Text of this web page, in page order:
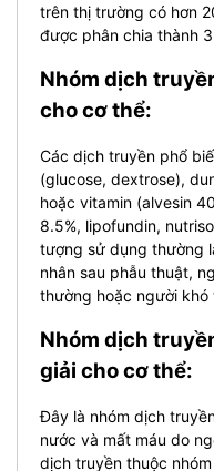
trên thị trường có hơn
được phân chia thành
Nhóm dịch
cho cơ thể:
Các dịch truyền phổ
(glucose, dextrose),
hoặc vitamin (alvesin
8.5%, lipofundin,
tượng sử dụng thường
nhân sau phẫu thuật,
thường hoặc người
Nhóm dịch
giải cho cơ thể:
Đây là nhóm dịch
nước và mất máu do
dịch truyền thuộc